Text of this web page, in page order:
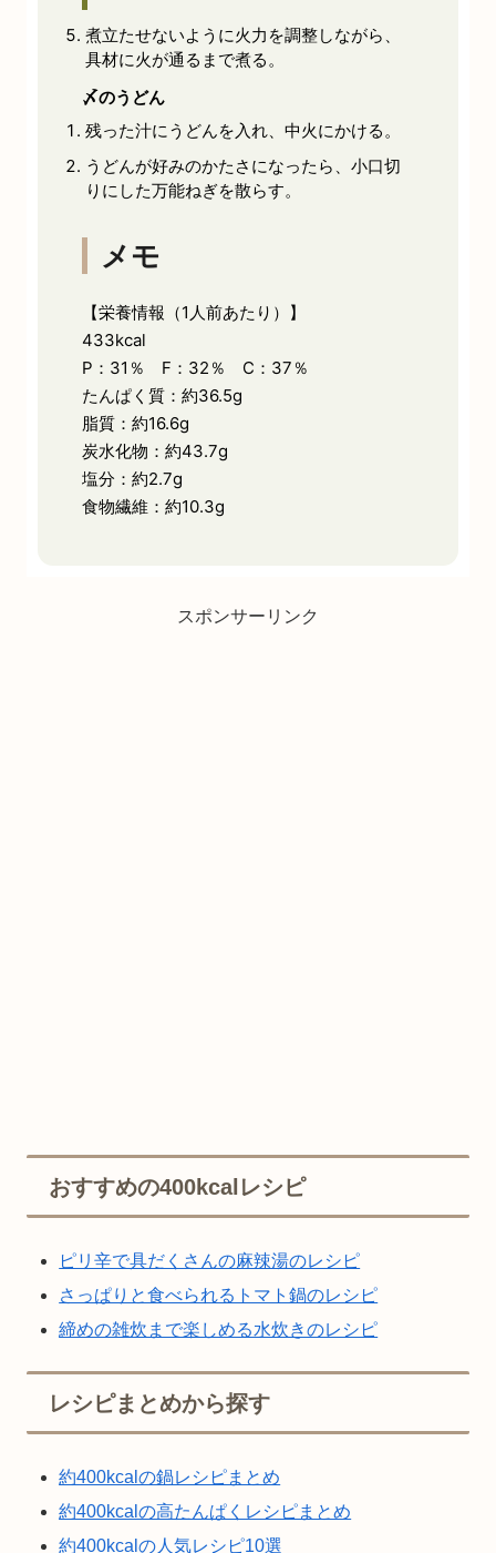
煮立たせないように火力を調整しながら、
具材に火が通るまで煮る。
〆のうどん
残った汁にうどんを入れ、中火にかける。
うどんが好みのかたさになったら、小口切
りにした万能ねぎを散らす。
メモ
【栄養情報（1人前あたり）】
433kcal
P：31％ F：32％ C：37％
たんぱく質：約36.5g
脂質：約16.6g
炭水化物：約43.7g
塩分：約2.7g
食物繊維：約10.3g
スポンサーリンク
おすすめの400kcalレシピ
ピリ辛で具だくさんの麻辣湯のレシピ
さっぱりと食べられるトマト鍋のレシピ
締めの雑炊まで楽しめる水炊きのレシピ
レシピまとめから探す
約400kcalの鍋レシピまとめ
約400kcalの高たんぱくレシピまとめ
約400kcalの人気レシピ10選